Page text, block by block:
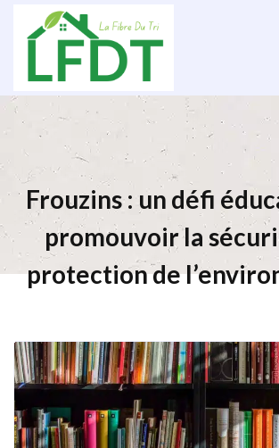
Frouzins : un défi
promouvoir la
protection de